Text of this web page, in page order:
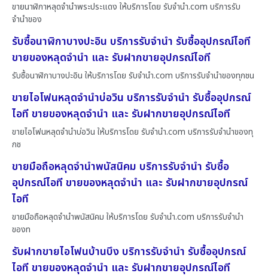
ขายนาฬิกาหลุดจำนำพระประแดง ให้บริการโดย รับจํานํา.com บริการรับ
จำนำของ
รับซื้อนาฬิกาบางปะอิน บริการรับจำนำ รับซื้ออุปกรณ์ไอที
ขายของหลุดจำนำ และ รับฝากขายอุปกรณ์ไอที
รับซื้อนาฬิกาบางปะอิน ให้บริการโดย รับจํานํา.com บริการรับจำนำของทุกชน
ขายไอโฟนหลุดจำนำบ่อวิน บริการรับจำนำ รับซื้ออุปกรณ์
ไอที ขายของหลุดจำนำ และ รับฝากขายอุปกรณ์ไอที
ขายไอโฟนหลุดจำนำบ่อวิน ให้บริการโดย รับจํานํา.com บริการรับจำนำของทุ
กช
ขายมือถือหลุดจำนำพนัสนิคม บริการรับจำนำ รับซื้อ
อุปกรณ์ไอที ขายของหลุดจำนำ และ รับฝากขายอุปกรณ์
ไอที
ขายมือถือหลุดจำนำพนัสนิคม ให้บริการโดย รับจํานํา.com บริการรับจำนำ
ของท
รับฝากขายไอโฟนบ้านบึง บริการรับจำนำ รับซื้ออุปกรณ์
ไอที ขายของหลุดจำนำ และ รับฝากขายอุปกรณ์ไอที